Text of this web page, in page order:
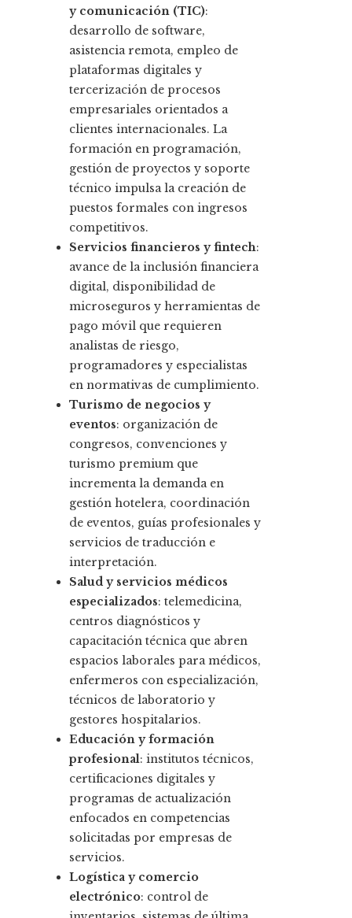
y comunicación (TIC):
desarrollo de software,
asistencia remota, empleo de
plataformas digitales y
tercerización de procesos
empresariales orientados a
clientes internacionales. La
formación en programación,
gestión de proyectos y soporte
técnico impulsa la creación de
puestos formales con ingresos
competitivos.
Servicios financieros y fintech:
avance de la inclusión financiera
digital, disponibilidad de
microseguros y herramientas de
pago móvil que requieren
analistas de riesgo,
programadores y especialistas
en normativas de cumplimiento.
Turismo de negocios y
eventos: organización de
congresos, convenciones y
turismo premium que
incrementa la demanda en
gestión hotelera, coordinación
de eventos, guías profesionales y
servicios de traducción e
interpretación.
Salud y servicios médicos
especializados: telemedicina,
centros diagnósticos y
capacitación técnica que abren
espacios laborales para médicos,
enfermeros con especialización,
técnicos de laboratorio y
gestores hospitalarios.
Educación y formación
profesional: institutos técnicos,
certificaciones digitales y
programas de actualización
enfocados en competencias
solicitadas por empresas de
servicios.
Logística y comercio
electrónico: control de